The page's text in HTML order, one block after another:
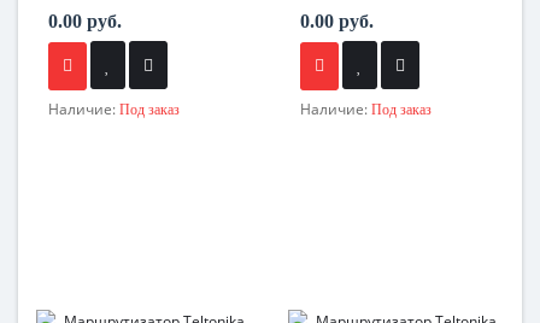
0.00 руб.
Наличие: Под заказ
0.00 руб.
Наличие: Под заказ